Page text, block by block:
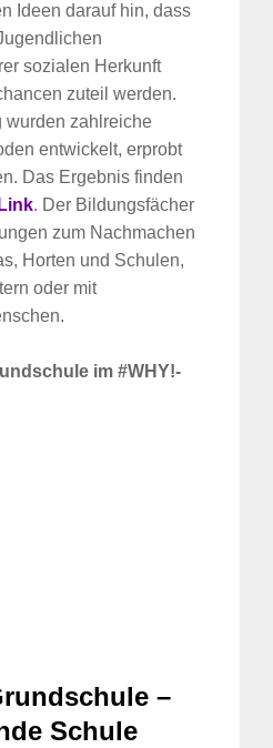
Ideen darauf hin, dass
sozialen Herkunft
zuteil werden.
wurden zahlreiche
entwickelt, erprobt
Das Ergebnis finden
. Der Bildungsfächer
zum Nachmachen
Horten und Schulen,
oder mit
im #WHY!-
–
Schule